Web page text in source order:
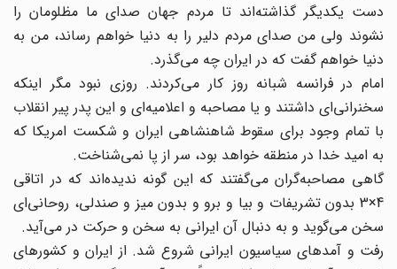
دست یکدیگر گذاشته‌اند تا مردم جهان صد‌ای ما مظلومان را
نشوند ولی من صدای مردم دلیر را به دنیا خواهم رساند،‌ من به
دنیا خواهم گفت که در ایران چه می‌گذرد.
امام در فرانسه شبانه روز کار می‌کردند. روزی نبود مگر اینکه
سخنرانی‌ای داشتند و یا مصاحبه و اعلامیه‌ای و این پدر پیر انقلاب
با تمام وجود برای سقوط شاهنشاهی ایران و شکست امریکا که
به امید خدا در منطقه خواهد بود، سر از پا نمی‌شناخت.
گاهی مصاحبه‌گران می‌گفتند که این گونه ندیده‌‌اند که در اتاقی
4×3 بدون تشریفات و بیا و برو و بدون میز و صندلی، روحانی‌ای
سخن می‌گوید و به دنبال آن ایرانی به سخن و حرکت در می‌آید.
رفت و ‌آمدهای سیاسیون ایرانی شروع شد. از ایران و کشورهای